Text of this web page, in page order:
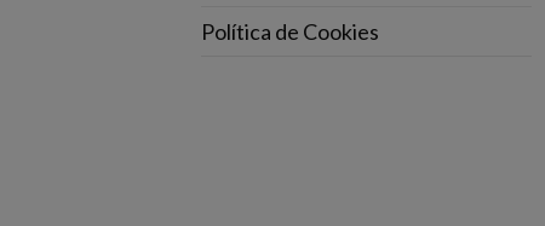
Política de Cookies